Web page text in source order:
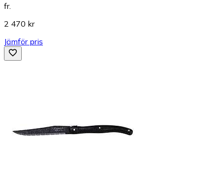
fr.
2 470 kr
Jämför pris